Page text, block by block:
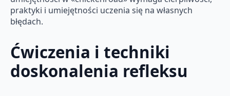
praktyki i umiejętności uczenia się na własnych
błędach.
Ćwiczenia i techniki
doskonalenia refleksu